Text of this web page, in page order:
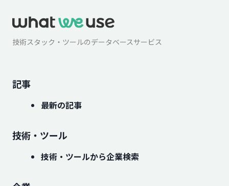
技術スタック・ツールのデータベースサービス
記事
最新の記事
技術・ツール
技術・ツールから企業検索